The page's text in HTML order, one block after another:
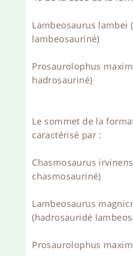
Lambeosaurus lambei
lambeosauriné)
Prosaurolophus
hadrosauriné)
Le sommet de la
caractérisé par :
Chasmosaurus
chasmosauriné)
Lambeosaurus
(hadrosauridé
Prosaurolophus